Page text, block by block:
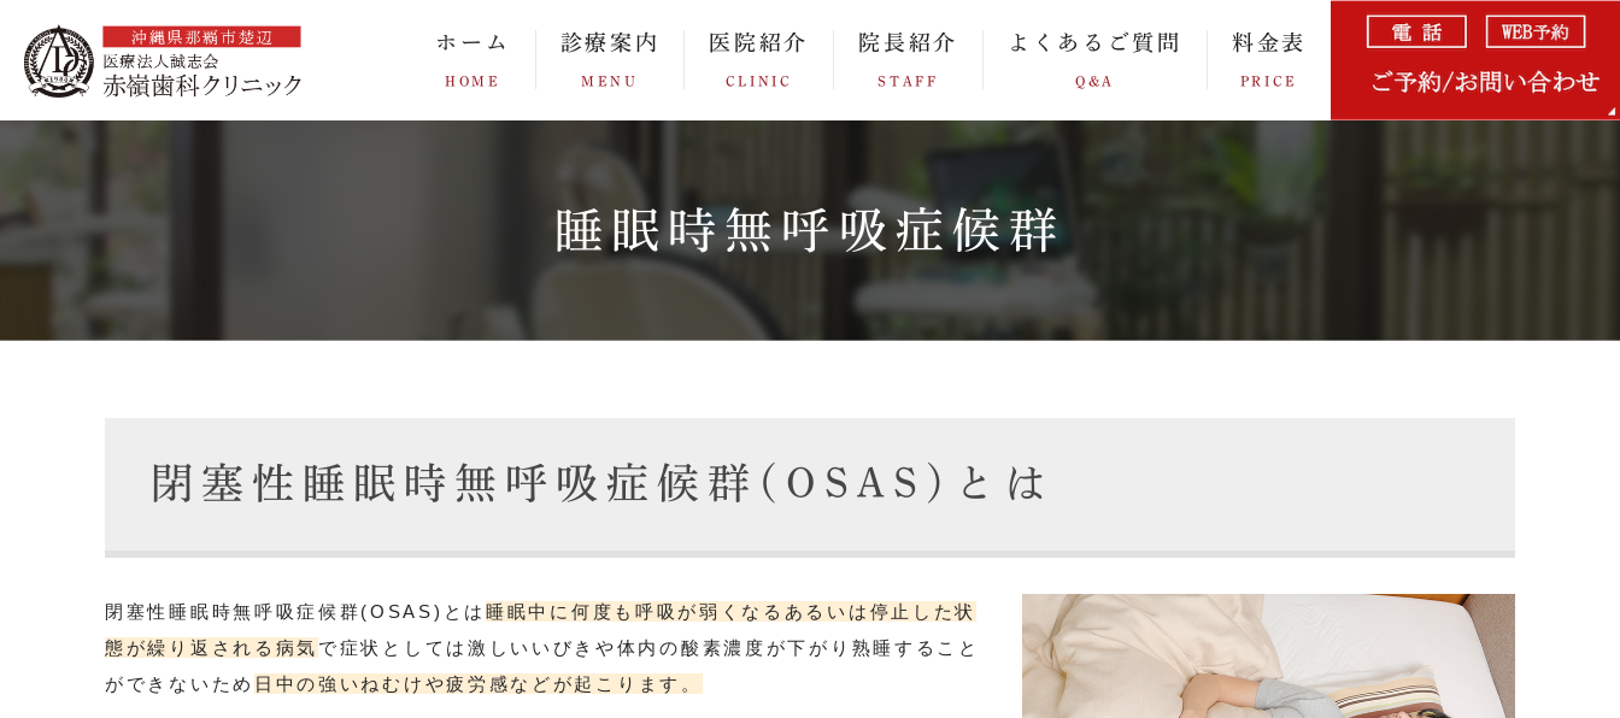
ホーム
HOME
診療案内
MENU
医院紹介
CLINIC
院長紹介
STAFF
よくあるご質問
Q&A
料金表
PRICE
睡眠時無呼吸症候群
閉塞性睡眠時無呼吸症候群(OSAS)とは
閉塞性睡眠時無呼吸症候群(OSAS)とは 睡眠中に何度も呼吸が弱くなるあるいは停止した状
態が繰り返される病気 で症状としては激しいいびきや体内の酸素濃度が下がり熟睡すること
ができないため 日中の強いねむけや疲労感などが起こります。